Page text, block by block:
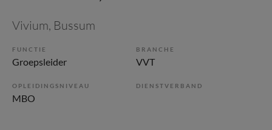
Vivium, Bussum
FUNCTIE
Groepsleider
BRANCHE
VVT
OPLEIDINGSNIVEAU
MBO
DIENSTVERBAND